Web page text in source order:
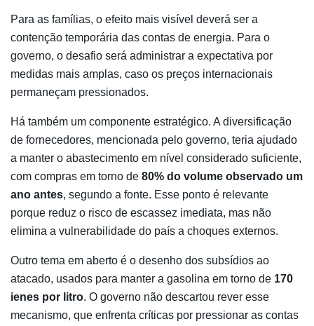
Para as famílias, o efeito mais visível deverá ser a
contenção temporária das contas de energia. Para o
governo, o desafio será administrar a expectativa por
medidas mais amplas, caso os preços internacionais
permaneçam pressionados.
Há também um componente estratégico. A diversificação
de fornecedores, mencionada pelo governo, teria ajudado
a manter o abastecimento em nível considerado suficiente,
com compras em torno de 80% do volume observado um
ano antes, segundo a fonte. Esse ponto é relevante
porque reduz o risco de escassez imediata, mas não
elimina a vulnerabilidade do país a choques externos.
Outro tema em aberto é o desenho dos subsídios ao
atacado, usados para manter a gasolina em torno de 170
ienes por litro. O governo não descartou rever esse
mecanismo, que enfrenta críticas por pressionar as contas